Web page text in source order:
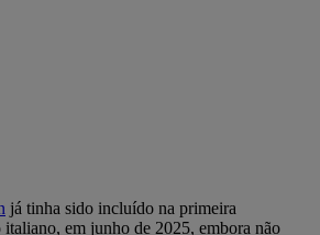
já tinha sido incluído na primeira
em junho de 2025, embora não